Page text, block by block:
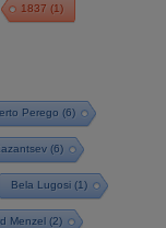
1837 (1)
Perego (6)
(6)
Bela Lugosi (1)
Menzel (2)